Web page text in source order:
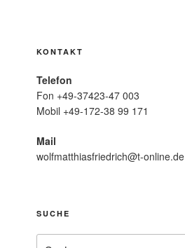
KONTAKT
Telefon
Fon +49-37423-47 003
Mobil +49-172-38 99 171
Mail
wolfmatthiasfriedrich@t-online.de
SUCHE